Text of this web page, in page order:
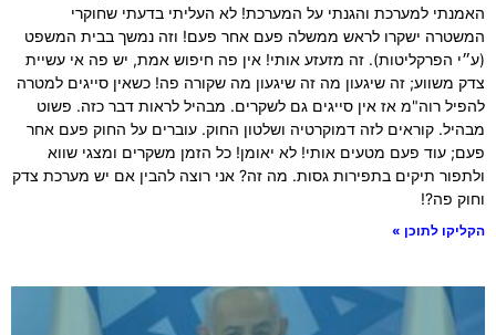
האמנתי למערכת והגנתי על המערכת! לא העליתי בדעתי שחוקרי
המשטרה ישקרו לראש ממשלה פעם אחר פעם! וזה נמשך בבית המשפט
(ע״י הפרקליטות). זה מזעזע אותי! אין פה חיפוש אמת, יש פה אי עשיית
צדק משווע; זה שיגעון מה זה שיגעון מה שקורה פה! כשאין סייגים למטרה
להפיל רוה"מ אז אין סייגים גם לשקרים. מבהיל לראות דבר כזה. פשוט
מבהיל. קוראים לזה דמוקרטיה ושלטון החוק. עוברים על החוק פעם אחר
פעם; עוד פעם מטעים אותי! לא יאומן! כל הזמן משקרים ומצגי שווא
ולתפור תיקים בתפירות גסות. מה זה? אני רוצה להבין אם יש מערכת צדק
וחוק פה?!
הקליקו לתוכן »